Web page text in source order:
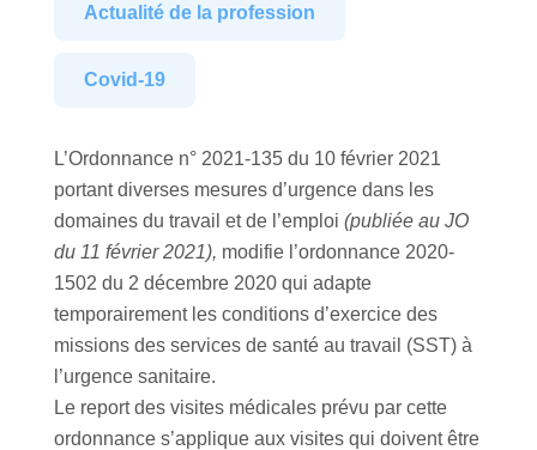
Actualité de la profession
Covid-19
L’Ordonnance n° 2021-135 du 10 février 2021
portant diverses mesures d’urgence dans les
domaines du travail et de l’emploi (publiée au JO
du 11 février 2021), modifie l’ordonnance 2020-
1502 du 2 décembre 2020 qui adapte
temporairement les conditions d’exercice des
missions des services de santé au travail (SST) à
l’urgence sanitaire.
Le report des visites médicales prévu par cette
ordonnance s’applique aux visites qui doivent être